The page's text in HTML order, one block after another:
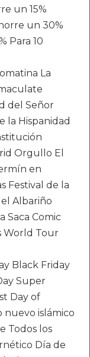
un 15%
un 30%
Para 10
La
del Señor
la Hispanidad
Orgullo El
en
Festival de la
Albariño
Saca Comic
World Tour
Black Friday
Super
Day of
nuevo islámico
Todos los
Día de